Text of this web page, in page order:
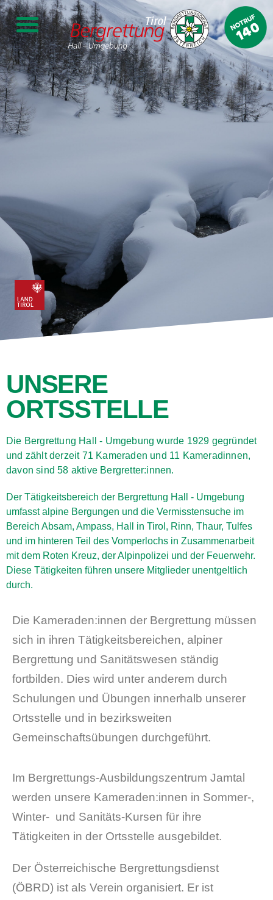
UNSERE
ORTSSTELLE
Die Bergrettung Hall - Umgebung wurde 1929 gegründet
und zählt derzeit 71 Kameraden und 11 Kameradinnen,
davon sind 58 aktive Bergretter:innen.
Der Tätigkeitsbereich der Bergrettung Hall - Umgebung
umfasst alpine Bergungen und die Vermisstensuche im
Bereich Absam, Ampass, Hall in Tirol, Rinn, Thaur, Tulfes
und im hinteren Teil des Vomperlochs in Zusammenarbeit
mit dem Roten Kreuz, der Alpinpolizei und der Feuerwehr.
Diese Tätigkeiten führen unsere Mitglieder unentgeltlich
durch.
Die Kameraden:innen der Bergrettung müssen
sich in ihren Tätigkeitsbereichen, alpiner
Bergrettung und Sanitätswesen ständig
fortbilden. Dies wird unter anderem durch
Schulungen und Übungen innerhalb unserer
Ortsstelle und in bezirksweiten
Gemeinschaftsübungen durchgeführt.
Im Bergrettungs-Ausbildungszentrum Jamtal
werden unsere Kameraden:innen in Sommer-,
Winter- und Sanitäts-Kursen für ihre
Tätigkeiten in der Ortsstelle ausgebildet.
Der Österreichische Bergrettungsdienst
(ÖBRD) ist als Verein organisiert. Er ist